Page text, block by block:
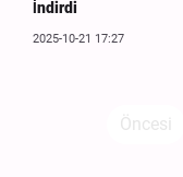
İndirdi
2025-10-21 17:27
Öncesi